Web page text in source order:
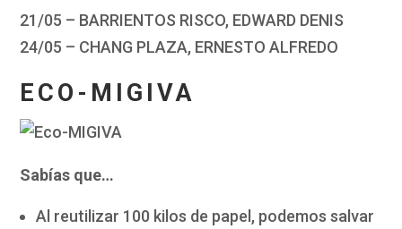
21/05 – BARRIENTOS RISCO, EDWARD DENIS
24/05 – CHANG PLAZA, ERNESTO ALFREDO
ECO-MIGIVA
Sabías que…
Al reutilizar 100 kilos de papel, podemos salvar